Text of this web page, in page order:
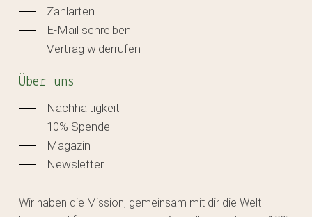
Zahlarten
E-Mail schreiben
Vertrag widerrufen
Über uns
Nachhaltigkeit
10% Spende
Magazin
Newsletter
Wir haben die Mission, gemeinsam mit dir die Welt